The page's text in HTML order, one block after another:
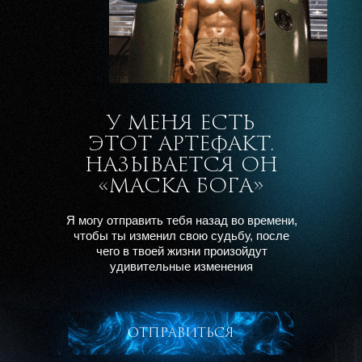
У МЕНЯ ЕСТЬ
ЭТОТ АРТЕФАКТ.
НАЗЫВАЕТСЯ ОН
«МАСКА БОГА»
Я могу отправить тебя назад во времени,
чтобы ты изменил свою судьбу, после
чего в твоей жизни произойдут
удивительные изменения
отпрaвиться